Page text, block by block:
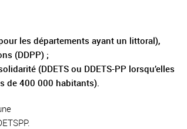
les départements ayant un littoral),
(DDPP) ;
(DDETS ou DDETS-PP lorsqu’elles
de 400 000 habitants).